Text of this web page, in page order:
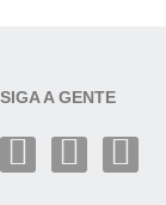
SIGA A GENTE